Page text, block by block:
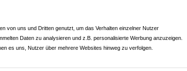
von uns und Dritten genutzt, um das Verhalten einzelner Nutzer
Daten zu analysieren und z.B. personalisierte Werbung anzuzeigen.
es uns, Nutzer über mehrere Websites hinweg zu verfolgen.